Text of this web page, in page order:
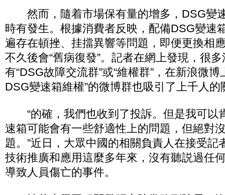
然而，隨着市場保有量的增多，DSG變
時有發生。根據消費者反映，配備DSG變速
遍存在頓挫、挂擋異響等問題，即便更換相
不久後會“舊病復發”。記者在網上發現，很
有“DSG故障交流群”或“維權群”，在新浪微
DSG變速箱維權”的微博群也吸引了上千人的
“的確，我們也收到了投訴。但是我可以
速箱可能會有一些舒適性上的問題，但絕對
題。”近日，大眾中國的相關負責人在接受記
技術推廣和應用這麼多年來，沒有聽説過任
導致人員傷亡的事件。